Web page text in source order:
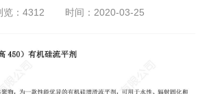
览：4312 时间：2020-03-25